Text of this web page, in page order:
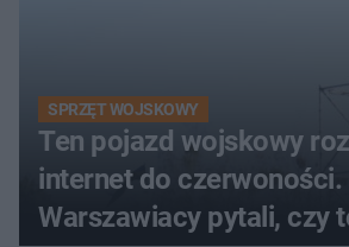
SPRZĘT WOJSKOWY
Ten pojazd wojskowy
internet do czerwoności.
Warszawiacy pytali, czy